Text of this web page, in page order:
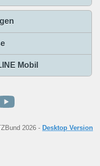
Mobil
2026 - Desktop Version